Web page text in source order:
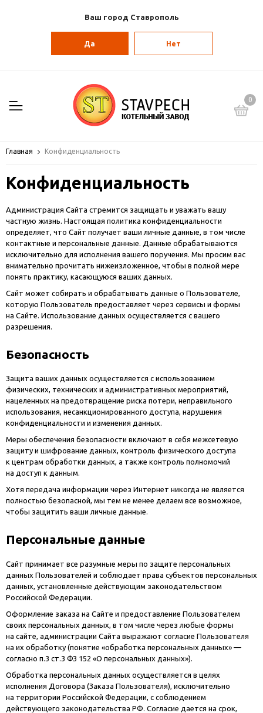
Ваш город Ставрополь
Да Нет
0
Главная Конфиденциальность
Конфиденциальность
Администрация Сайта стремится защищать и уважать вашу
частную жизнь. Настоящая политика конфиденциальности
определяет, что Сайт получает ваши личные данные, в том числе
контактные и персональные данные. Данные обрабатываются
исключительно для исполнения вашего поручения. Мы просим вас
внимательно прочитать нижеизложенное, чтобы в полной мере
понять практику, касающуюся ваших данных.
Сайт может собирать и обрабатывать данные о Пользователе,
которую Пользователь предоставляет через сервисы и формы
на Сайте. Использование данных осуществляется с вашего
разрешения.
Безопасность
Защита ваших данных осуществляется с использованием
физических, технических и административных мероприятий,
нацеленных на предотвращение риска потери, неправильного
использования, несанкционированного доступа, нарушения
конфиденциальности и изменения данных.
Меры обеспечения безопасности включают в себя межсетевую
защиту и шифрование данных, контроль физического доступа
к центрам обработки данных, а также контроль полномочий
на доступ к данным.
Хотя передача информации через Интернет никогда не является
полностью безопасной, мы тем не менее делаем все возможное,
чтобы защитить ваши личные данные.
Персональные данные
Сайт принимает все разумные меры по защите персональных
данных Пользователей и соблюдает права субъектов персональных
данных, установленные действующим законодательством
Российской Федерации.
Оформление заказа на Сайте и предоставление Пользователем
своих персональных данных, в том числе через любые формы
на сайте, администрации Сайта выражают согласие Пользователя
на их обработку (понятие «обработка персональных данных» —
согласно п.3 ст.3 ФЗ 152 «О персональных данных»).
Обработка персональных данных осуществляется в целях
исполнения Договора (Заказа Пользователя), исключительно
на территории Российской Федерации, с соблюдением
действующего законодательства РФ. Согласие дается на срок,